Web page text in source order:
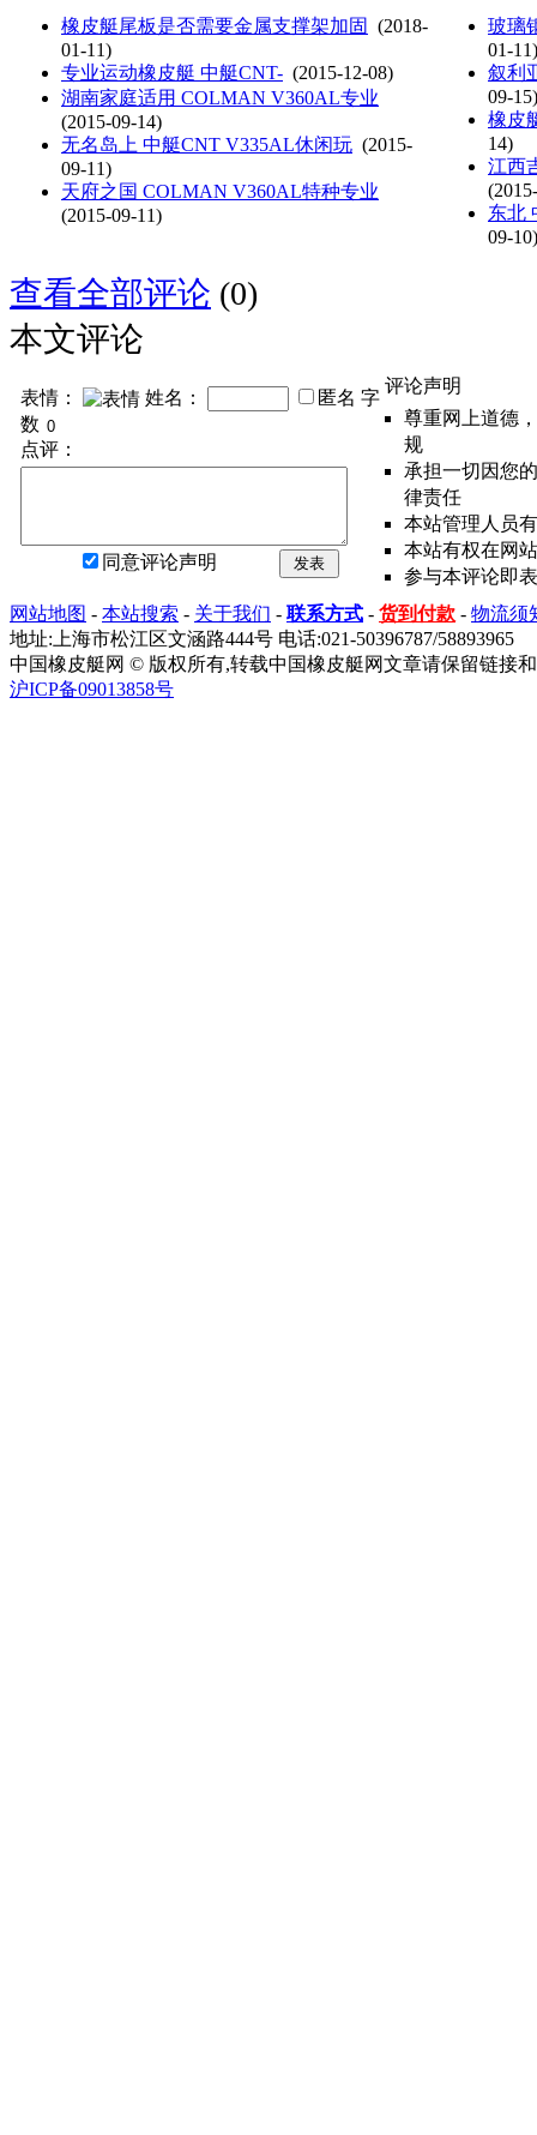
橡皮艇尾板是否需要金属支撑架加固
(2018-
01-11)
专业运动橡皮艇 中艇CNT- (2015-12-08)
湖南家庭适用 COLMAN V360AL专业
(2015-09-14)
无名岛上 中艇CNT V335AL休闲玩 (2015-
09-11)
天府之国 COLMAN V360AL特种专业
(2015-09-11)
玻璃
01-11)
叙利
09-15)
橡皮
14)
江西
东北
09-10)
查看全部评论 (0)
本文评论
表情： 姓名： 匿名 字
数
点评：
同意评论声明 发表
评论声明
尊重网上道德
规
承担一切因您
律责任
本站管理人员
本站有权在网
参与本评论即
网站地图 - 本站搜索 - 关于我们 - 联系方式 - 货到付款 - 物流须
地址:上海市松江区文涵路444号 电话:021-50396787/58893965
中国橡皮艇网 © 版权所有,转载中国橡皮艇网文章请保留链接
沪ICP备09013858号